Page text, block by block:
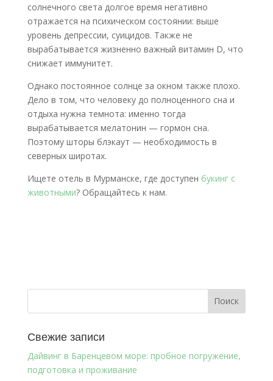
солнечного света долгое время негативно
отражается на психическом состоянии: выше
уровень депрессии, суицидов. Также не
вырабатывается жизненно важный витамин D, что
снижает иммунитет.
Однако постоянное солнце за окном также плохо.
Дело в том, что человеку до полноценного сна и
отдыха нужна темнота: именно тогда
вырабатывается мелатонин — гормон сна.
Поэтому шторы блэкаут — необходимость в
северных широтах.
Ищете отель в Мурманске, где доступен букинг с
животными? Обращайтесь к нам.
Свежие записи
Дайвинг в Баренцевом море: пробное погружение,
подготовка и проживание